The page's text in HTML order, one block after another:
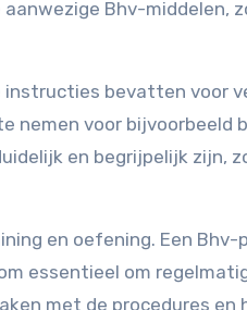
Bhv-middelen,
bevatten voor
nemen voor bijvoorbeeld
en begrijpelijk zijn,
en oefening. Een
essentieel om
met de procedures en